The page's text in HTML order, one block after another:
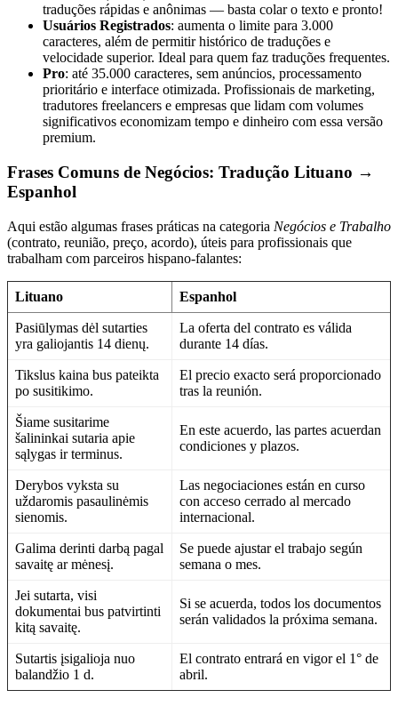
traduções rápidas e anônimas — basta colar o texto e pronto!
Usuários Registrados: aumenta o limite para 3.000
caracteres, além de permitir histórico de traduções e
velocidade superior. Ideal para quem faz traduções frequentes.
Pro: até 35.000 caracteres, sem anúncios, processamento
prioritário e interface otimizada. Profissionais de marketing,
tradutores freelancers e empresas que lidam com volumes
significativos economizam tempo e dinheiro com essa versão
premium.
Frases Comuns de Negócios: Tradução Lituano →
Espanhol
Aqui estão algumas frases práticas na categoria Negócios e Trabalho
(contrato, reunião, preço, acordo), úteis para profissionais que
trabalham com parceiros hispano-falantes:
Lituano Espanhol
Pasiūlymas dėl sutarties
yra galiojantis 14 dienų.
La oferta del contrato es válida
durante 14 días.
Tikslus kaina bus pateikta
po susitikimo.
El precio exacto será proporcionado
tras la reunión.
Šiame susitarime
šalininkai sutaria apie
sąlygas ir terminus.
En este acuerdo, las partes acuerdan
condiciones y plazos.
Derybos vyksta su
uždaromis pasaulinėmis
sienomis.
Las negociaciones están en curso
con acceso cerrado al mercado
internacional.
Galima derinti darbą pagal
savaitę ar mėnesį.
Se puede ajustar el trabajo según
semana o mes.
Jei sutarta, visi
dokumentai bus patvirtinti
kitą savaitę.
Si se acuerda, todos los documentos
serán validados la próxima semana.
Sutartis įsigalioja nuo
balandžio 1 d.
El contrato entrará en vigor el 1° de
abril.